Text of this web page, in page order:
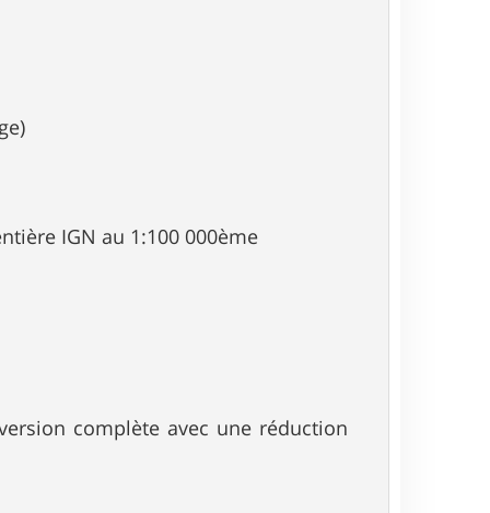
IGN au 1:100 000ème
complète avec une réduction